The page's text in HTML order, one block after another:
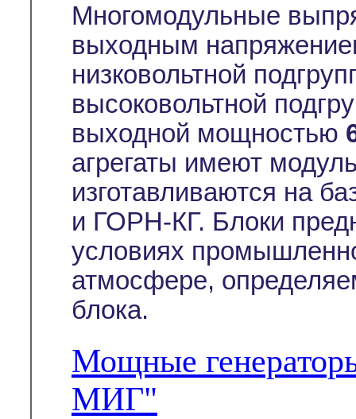
Многомодульные
выходным
низковольтной
высоковольтной
выходной мощностью
агрегаты имеют
изготавливаются на
и ГОРН-КГ. Блоки
условиях
атмосфере,
блока.
Мощные
МИГ"